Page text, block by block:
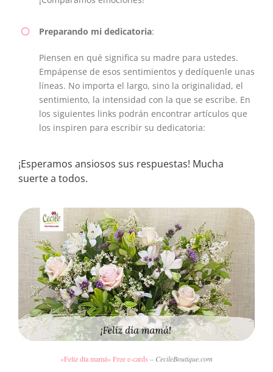
Preparando mi dedicatoria:
Piensen en qué significa su madre para ustedes.
Empápense de esos sentimientos y dedíquenle unas
líneas. No importa el largo, sino la originalidad, el
sentimiento, la intensidad con la que se escribe. En
los siguientes links podrán encontrar artículos que
los inspiren para escribir su dedicatoria:
¡Esperamos ansiosos sus respuestas! Mucha
suerte a todos.
«Feliz día mamá» Free e-cards – CecileBoutique.com